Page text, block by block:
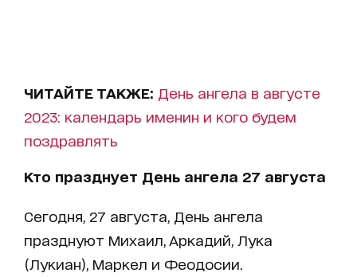
ЧИТАЙТЕ ТАКЖЕ: День ангела в августе
2023: календарь именин и кого будем
поздравлять
Кто празднует День ангела 27 августа
Сегодня, 27 августа, День ангела
празднуют Михаил, Аркадий, Лука
(Лукиан), Маркел и Феодосии.